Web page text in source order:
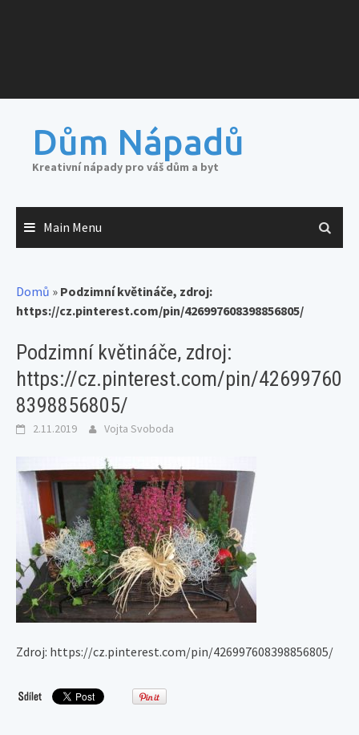
Dům Nápadů
Kreativní nápady pro váš dům a byt
Main Menu
Domů » Podzimní květináče, zdroj:
https://cz.pinterest.com/pin/426997608398856805/
Podzimní květináče, zdroj:
https://cz.pinterest.com/pin/42699760
8398856805/
2.11.2019 Vojta Svoboda
Zdroj: https://cz.pinterest.com/pin/426997608398856805/